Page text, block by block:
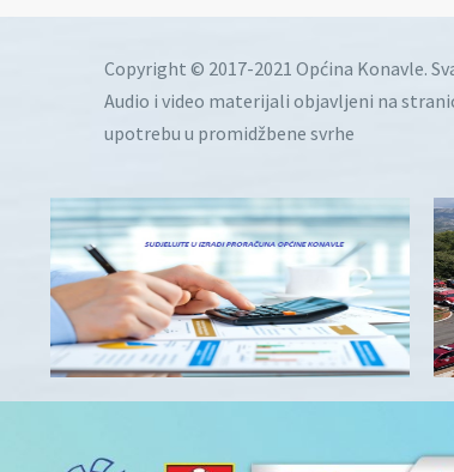
Copyright © 2017-2021 Općina Konavle.
Audio i video materijali objavljeni na
upotrebu u promidžbene svrhe